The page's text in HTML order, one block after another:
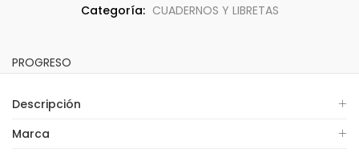
Categoría: CUADERNOS Y LIBRETAS
PROGRESO
Descripción
Marca